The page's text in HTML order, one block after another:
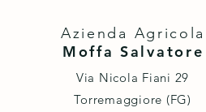
Azienda Agricola
Moffa Salvatore
Via Nicola Fiani 29
Torremaggiore (FG)